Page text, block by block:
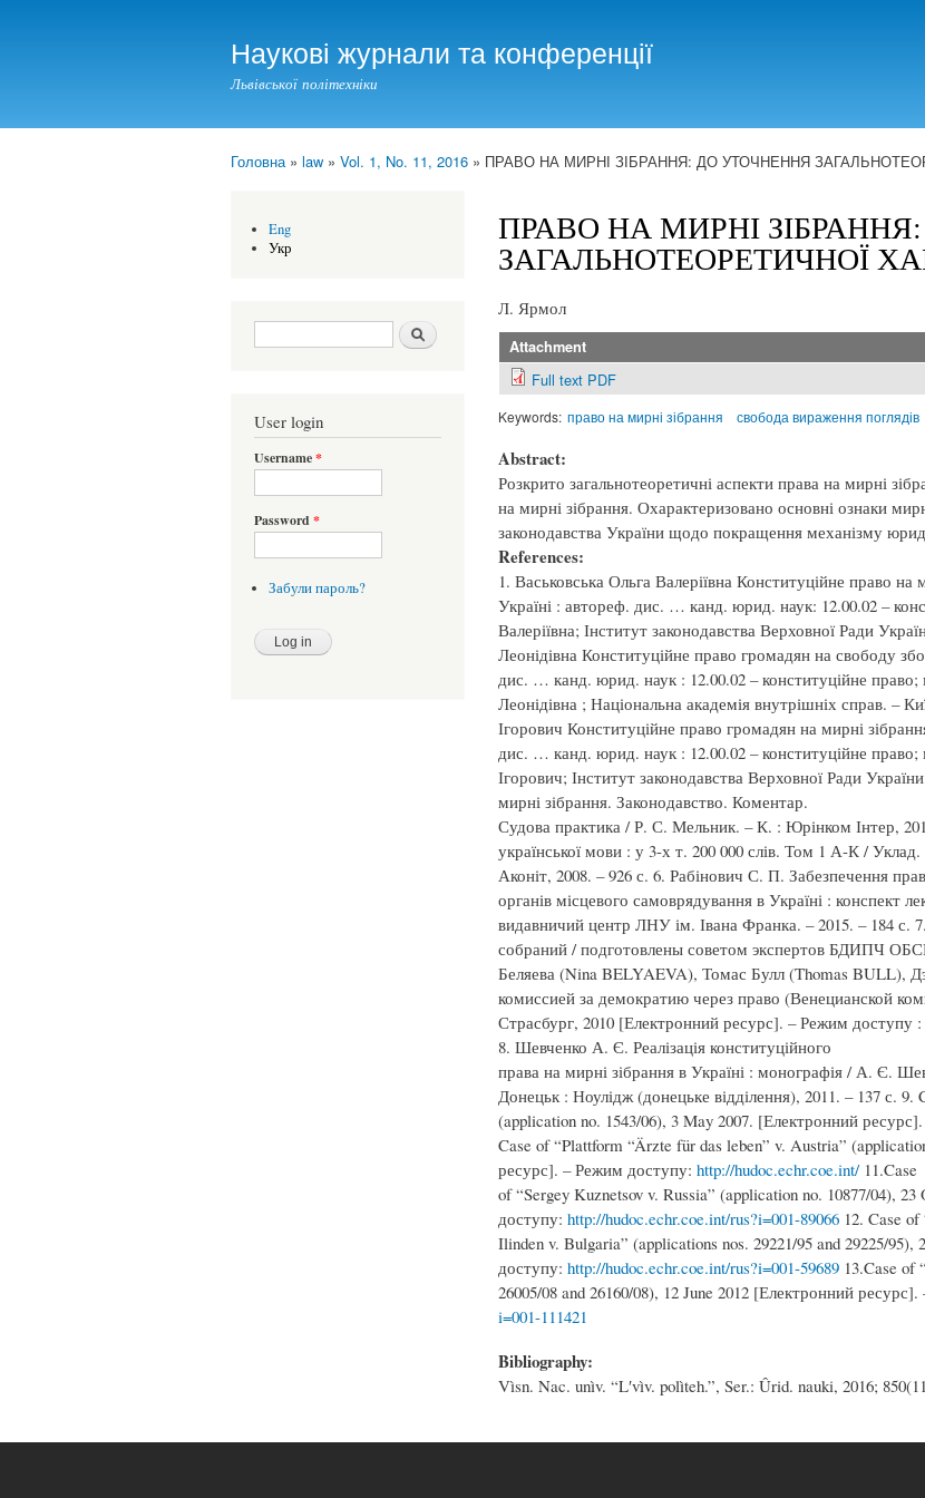
Наукові журнали та конференції
Львівської політехніки
Головна» law » Vol. 1, No. 11, 2016 » ПРАВО НА МИРНІ ЗІБРАННЯ: ДО УТОЧНЕННЯ
Eng
Укр
Search form Шукати
User login
Username*
Password *
Забули пароль?
ПРАВО НА МИРНІ
ЗАГАЛЬНОТЕОРЕТИЧНОЇ
Л. Ярмол
Attachment
Full text PDF
Keywords: право на мирні зібрання свобода вираження поглядів
Abstract:
Розкрито загальнотеоретичні аспекти права на мирні
на мирні зібрання. Охарактеризовано основні ознаки
законодавства України щодо покращення механізму
References:
1. Васьковська Ольга Валеріївна Конституційне право на
Україні : автореф. дис. … канд. юрид. наук: 12.00.02 –
Валеріївна; Інститут законодавства Верховної Ради
Леонідівна Конституційне право громадян на свободу
дис. … канд. юрид. наук : 12.00.02 – конституційне
Леонідівна ; Національна академія внутрішніх справ. –
Ігорович Конституційне право громадян на мирні
дис. … канд. юрид. наук : 12.00.02 – конституційне
Ігорович; Інститут законодавства Верховної Ради
мирні зібрання. Законодавство. Коментар.
Судова практика / Р. С. Мельник. – К. : Юрінком Інтер,
української мови : у 3-х т. 200 000 слів. Том 1 А-К /
Аконіт, 2008. – 926 с. 6. Рабінович С. П. Забезпечення
органів місцевого самоврядування в Україні : конспект
видавничий центр ЛНУ ім. Івана Франка. – 2015. – 184
собраний / подготовлены советом экспертов БДИПЧ
Беляева (Nina BELYAEVA), Томас Булл (Thomas BULL),
комиссией за демократию через право (Венецианской
Страсбург, 2010 [Електронний ресурс]. – Режим доступу :
8. Шевченко А. Є. Реалізація конституційного
права на мирні зібрання в Україні : монографія / А. Є.
Донецьк : Ноулідж (донецьке відділення), 2011. – 137 с. 9.
(application no. 1543/06), 3 May 2007. [Електронний
Case of “Plattform “Ärzte für das leben” v. Austria”
ресурс]. – Режим доступу: http://hudoc.echr.coe.int/11.Case
of “Sergey Kuznetsov v. Russia” (application no. 10877/04),
доступу: http://hudoc.echr.coe.int/rus?i=001-89066 12. Case
Ilinden v. Bulgaria” (applications nos. 29221/95 and 29225/
доступу: http://hudoc.echr.coe.int/rus?i=001-59689 13.Case of
26005/08 and 26160/08), 12 June 2012 [Електронний
i=001-111421
Bibliography:
Vìsn. Nac. unìv. “Lʹvìv. polìteh.”, Ser.: Ûrid. nauki, 2016;